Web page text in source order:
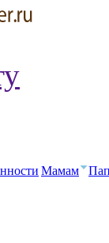
Мамам